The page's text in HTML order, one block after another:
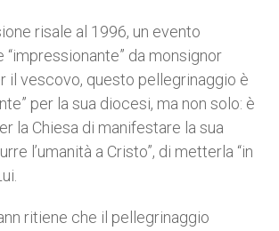
risale al 1996, un evento
da monsignor
il vescovo, questo pellegrinaggio è
per la sua diocesi, ma non solo: è
la Chiesa di manifestare la sua
l’umanità a Cristo”, di metterla “in
ritiene che il pellegrinaggio